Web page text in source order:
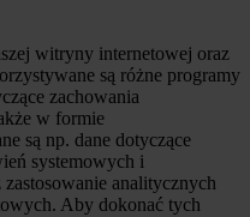
witryny internetowej oraz
są różne programy
zachowania
w formie
są np. dane dotyczące
systemowych i
analitycznych
Aby dokonać tych